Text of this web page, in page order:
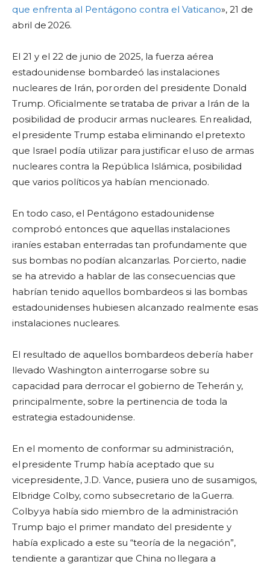
que enfrenta al Pentágono contra el Vaticano», 21 de
abril de 2026.
El 21 y el 22 de junio de 2025, la fuerza aérea
estadounidense bombardeó las instalaciones
nucleares de Irán, por orden del presidente Donald
Trump. Oficialmente se trataba de privar a Irán de la
posibilidad de producir armas nucleares. En realidad,
el presidente Trump estaba eliminando el pretexto
que Israel podía utilizar para justificar el uso de armas
nucleares contra la República Islámica, posibilidad
que varios políticos ya habían mencionado.
En todo caso, el Pentágono estadounidense
comprobó entonces que aquellas instalaciones
iraníes estaban enterradas tan profundamente que
sus bombas no podían alcanzarlas. Por cierto, nadie
se ha atrevido a hablar de las consecuencias que
habrían tenido aquellos bombardeos si las bombas
estadounidenses hubiesen alcanzado realmente esas
instalaciones nucleares.
El resultado de aquellos bombardeos debería haber
llevado Washington a interrogarse sobre su
capacidad para derrocar el gobierno de Teherán y,
principalmente, sobre la pertinencia de toda la
estrategia estadounidense.
En el momento de conformar su administración,
el presidente Trump había aceptado que su
vicepresidente, J.D. Vance, pusiera uno de sus amigos,
Elbridge Colby, como subsecretario de la Guerra.
Colby ya había sido miembro de la administración
Trump bajo el primer mandato del presidente y
había explicado a este su “teoría de la negación”,
tendiente a garantizar que China no llegara a